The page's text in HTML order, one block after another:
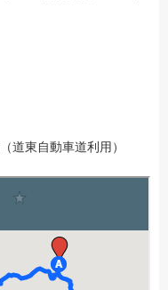
道東自動車道利用）